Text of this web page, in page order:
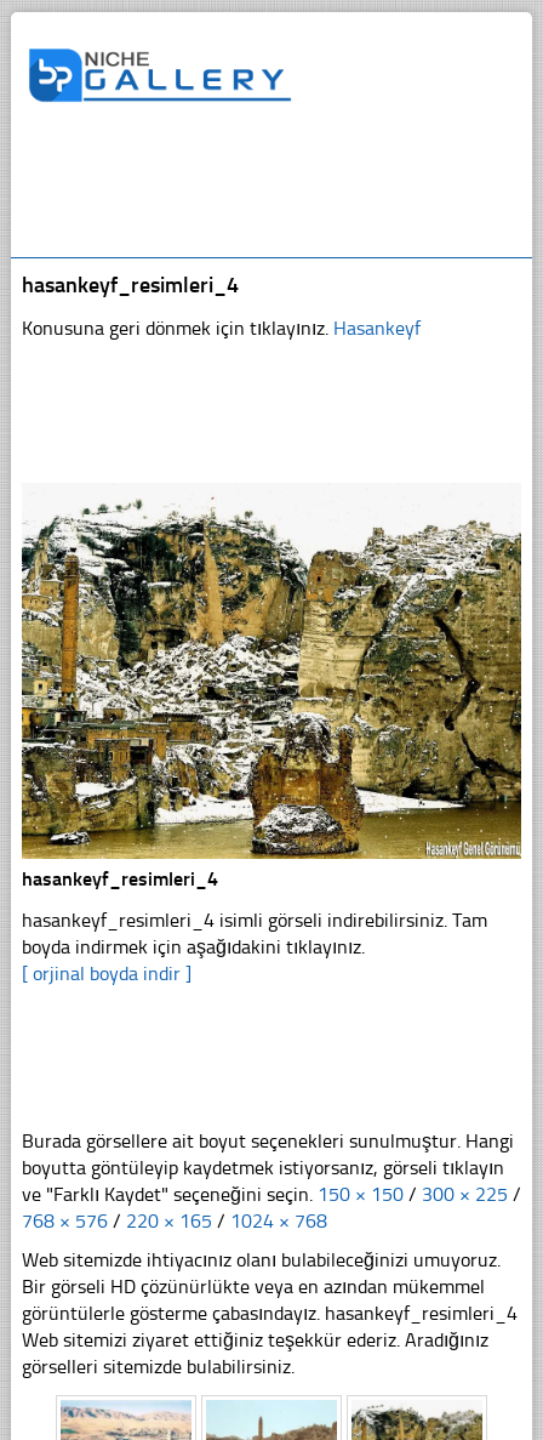
hasankeyf_resimleri_4
Konusuna geri dönmek için tıklayınız. Hasankeyf
hasankeyf_resimleri_4
hasankeyf_resimleri_4 isimli görseli indirebilirsiniz. Tam
boyda indirmek için aşağıdakini tıklayınız.
[ orjinal boyda indir ]
Burada görsellere ait boyut seçenekleri sunulmuştur. Hangi
boyutta göntüleyip kaydetmek istiyorsanız, görseli tıklayın
ve "Farklı Kaydet" seçeneğini seçin. 150 × 150 / 300 × 225 /
768 × 576 / 220 × 165 / 1024 × 768
Web sitemizde ihtiyacınız olanı bulabileceğinizi umuyoruz.
Bir görseli HD çözünürlükte veya en azından mükemmel
görüntülerle gösterme çabasındayız. hasankeyf_resimleri_4
Web sitemizi ziyaret ettiğiniz teşekkür ederiz. Aradığınız
görselleri sitemizde bulabilirsiniz.